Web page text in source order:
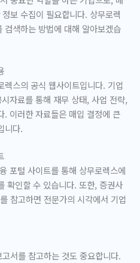
보 수집이 필요합니다. 상무로렉
검색하는 방법에 대해 알아보겠습
스의 공식 웹사이트입니다. 기업
자료를 통해 재무 상태, 사업 전략,
. 이러한 자료들은 매입 결정에 큰
니다.
포털 사이트를 통해 상무로렉스에
확인할 수 있습니다. 또한, 증권사
참고하면 전문가의 시각에서 기업
서를 참고하는 것도 중요합니다.